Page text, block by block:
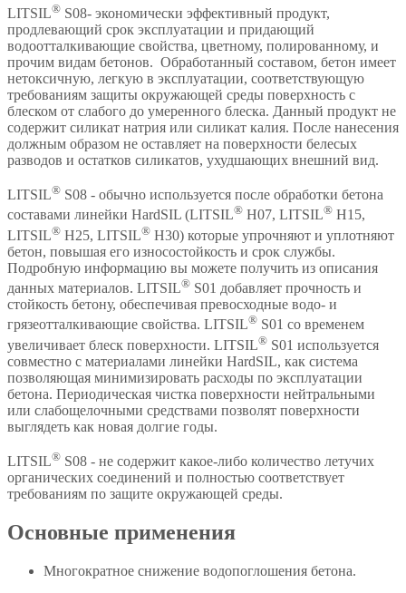
LITSIL® S08- экономически эффективный продукт,
продлевающий срок эксплуатации и придающий
водоотталкивающие свойства, цветному, полированному, и
прочим видам бетонов. Обработанный составом, бетон имеет
нетоксичную, легкую в эксплуатации, соответствующую
требованиям защиты окружающей среды поверхность с
блеском от слабого до умеренного блеска. Данный продукт не
содержит силикат натрия или силикат калия. После нанесения
должным образом не оставляет на поверхности белесых
разводов и остатков силикатов, ухудшающих внешний вид.
LITSIL® S08 - обычно используется после обработки бетона
составами линейки HardSIL (LITSIL® H07, LITSIL® H15,
LITSIL® H25, LITSIL® H30) которые упрочняют и уплотняют
бетон, повышая его износостойкость и срок службы.
Подробную информацию вы можете получить из описания
данных материалов. LITSIL® S01 добавляет прочность и
стойкость бетону, обеспечивая превосходные водо- и
грязеотталкивающие свойства. LITSIL® S01 со временем
увеличивает блеск поверхности. LITSIL® S01 используется
совместно с материалами линейки HardSIL, как система
позволяющая минимизировать расходы по эксплуатации
бетона. Периодическая чистка поверхности нейтральными
или слабощелочными средствами позволят поверхности
выглядеть как новая долгие годы.
LITSIL® S08 - не содержит какое-либо количество летучих
органических соединений и полностью соответствует
требованиям по защите окружающей среды.
Основные применения
Многократное снижение водопоглошения бетона.